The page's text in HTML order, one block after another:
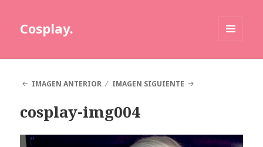
Cosplay.
IMAGEN ANTERIOR
IMAGEN SIGUIENTE
cosplay-img004